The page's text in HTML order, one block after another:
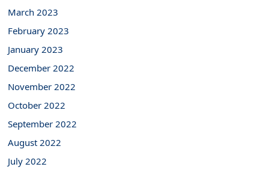
March 2023
February 2023
January 2023
December 2022
November 2022
October 2022
September 2022
August 2022
July 2022